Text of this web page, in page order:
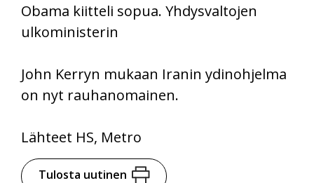
Obama kiitteli sopua. Yhdysvaltojen
ulkoministerin
John Kerryn mukaan Iranin ydinohjelma
on nyt rauhanomainen.
Lähteet HS, Metro
Tulosta uutinen